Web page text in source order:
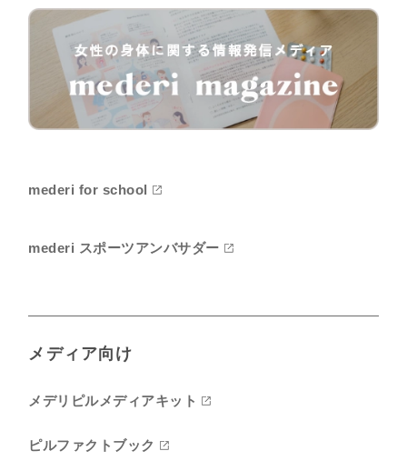
mederi for school
mederi スポーツアンバサダー
メディア向け
メデリピルメディアキット
ピルファクトブック